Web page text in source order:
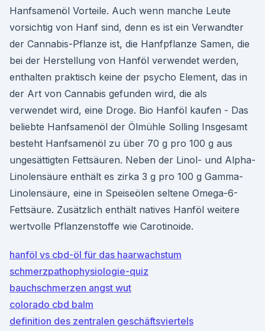
Hanfsamenöl Vorteile. Auch wenn manche Leute
vorsichtig von Hanf sind, denn es ist ein Verwandter
der Cannabis-Pflanze ist, die Hanfpflanze Samen, die
bei der Herstellung von Hanföl verwendet werden,
enthalten praktisch keine der psycho Element, das in
der Art von Cannabis gefunden wird, die als
verwendet wird, eine Droge. Bio Hanföl kaufen - Das
beliebte Hanfsamenöl der Ölmühle Solling Insgesamt
besteht Hanfsamenöl zu über 70 g pro 100 g aus
ungesättigten Fettsäuren. Neben der Linol- und Alpha-
Linolensäure enthält es zirka 3 g pro 100 g Gamma-
Linolensäure, eine in Speiseölen seltene Omega-6-
Fettsäure. Zusätzlich enthält natives Hanföl weitere
wertvolle Pflanzenstoffe wie Carotinoide.
hanföl vs cbd-öl für das haarwachstum
schmerzpathophysiologie-quiz
bauchschmerzen angst wut
colorado cbd balm
definition des zentralen geschäftsviertels